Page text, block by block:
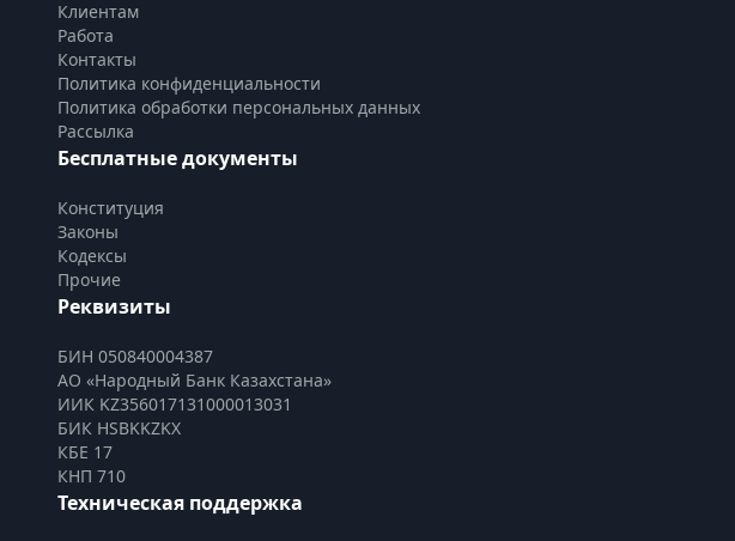
Клиентам
Работа
Контакты
Политика конфиденциальности
Политика обработки персональных данных
Рассылка
Бесплатные документы
Конституция
Законы
Кодексы
Прочие
Реквизиты
БИН 050840004387
АО «Народный Банк Казахстана»
ИИК KZ356017131000013031
БИК HSBKKZKX
КБЕ 17
КНП 710
Техническая поддержка